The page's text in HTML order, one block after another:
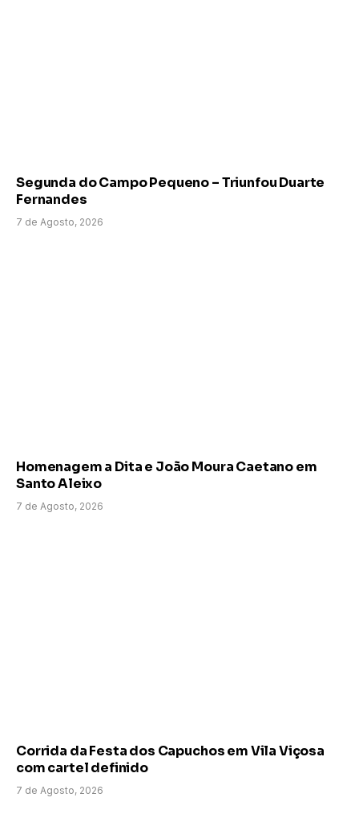
Segunda do Campo Pequeno – Triunfou Duarte
Fernandes
7 de Agosto, 2026
Homenagem a Dita e João Moura Caetano em
Santo Aleixo
7 de Agosto, 2026
Corrida da Festa dos Capuchos em Vila Viçosa
com cartel definido
7 de Agosto, 2026